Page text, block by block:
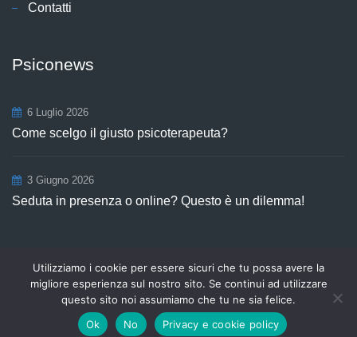
Contatti
Psiconews
6 Luglio 2026
Come scelgo il giusto psicoterapeuta?
3 Giugno 2026
Seduta in presenza o online? Questo è un dilemma!
Copyright © 2026Centro AuroraP.Iva 03498921208. Tutti i diritti
riservati | webmastering bySGWEB.
Privacy e Cookie Policy Contatti
Utilizziamo i cookie per essere sicuri che tu possa avere la
migliore esperienza sul nostro sito. Se continui ad utilizzare
questo sito noi assumiamo che tu ne sia felice.
Ok
No Privacy e cookie policy